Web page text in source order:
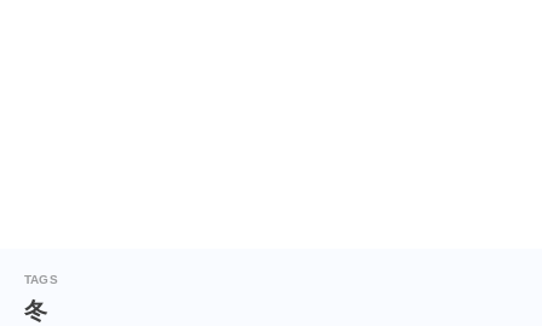
冬